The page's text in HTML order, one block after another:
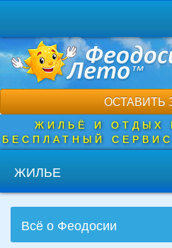
основному
содержанию
ОСТАВИТЬ
ЖИЛЬЁ И ОТДЫХ
БЕСПЛАТНЫЙ
ЖИЛЬЕ
Всё о Феодосии